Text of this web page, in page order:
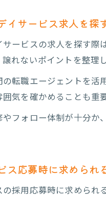
イサービス求人を探
ービスの求人を探す
れないポイントを整理
転職エージェントを
気を確かめることも重
フォロー体制が十分
ス応募時に求められ
採用応募時に求めら